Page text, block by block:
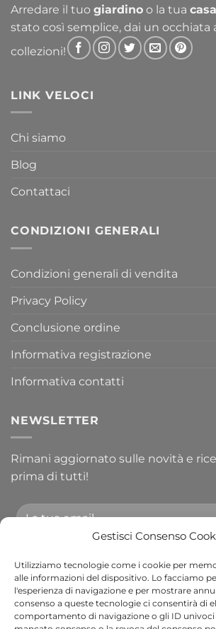
Gestisci Consenso
Utilizziamo tecnologie come i cookie per
alle informazioni del dispositivo. Lo facciamo
l'esperienza di navigazione e per mostrare
consenso a queste tecnologie ci consentirà di
comportamento di navigazione o gli ID univoci
Arredare il tuo giardino o la tua casa
stato così semplice, dai un
collezioni!
LINK VELOCI
Chi siamo
Blog
Contattaci
CONDIZIONI GENERALI
Condizioni generali di vendita
Privacy Policy
Conclusione ordine
Informativa registrazione
Informativa contatti
NEWSLETTER
Rimani aggiornato sulle novità e
prima di tutti!
Accetto le condizioni generali e di
newsletter.
Alternative: